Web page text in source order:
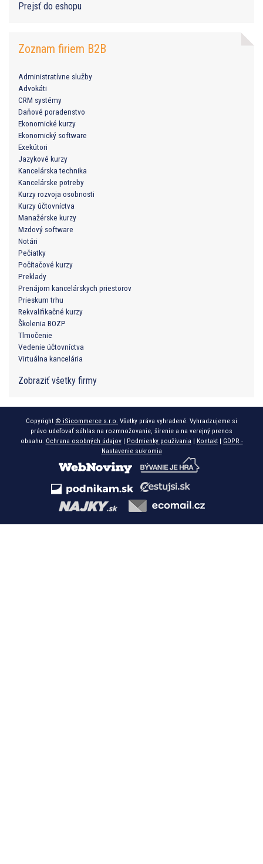
Prejsť do eshopu
Zoznam firiem B2B
Administratívne služby
Advokáti
CRM systémy
Daňové poradenstvo
Ekonomické kurzy
Ekonomický software
Exekútori
Jazykové kurzy
Kancelárska technika
Kancelárske potreby
Kurzy rozvoja osobnosti
Kurzy účtovníctva
Manažérske kurzy
Mzdový software
Notári
Pečiatky
Počítačové kurzy
Preklady
Prenájom kancelárskych priestorov
Prieskum trhu
Rekvalifikačné kurzy
Školenia BOZP
Tlmočenie
Vedenie účtovníctva
Virtuálna kancelária
Zobraziť všetky firmy
Copyright © iSicommerce s.r.o. Všetky práva vyhradené. Vyhradzujeme si
právo udeľovať súhlas na rozmnožovanie, šírenie a na verejný prenos
obsahu. Ochrana osobných údajov| Podmienky používania | Kontakt| GDPR -
Nastavenie sukromia